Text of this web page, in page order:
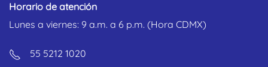
Horario de atención
Lunes a viernes: 9 a.m. a 6 p.m. (Hora CDMX)
55 5212 1020